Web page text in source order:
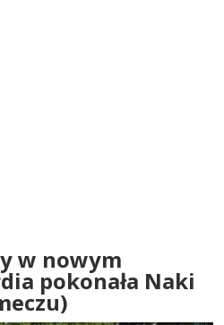
w nowym
pokonała Naki